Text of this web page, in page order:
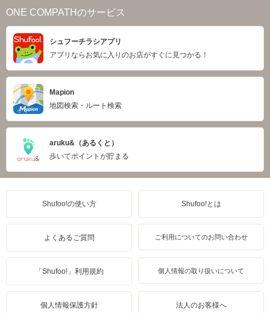
ONE COMPATHのサービス
シュフーチラシアプリ
アプリならお気に入りのお店がすぐに見つかる！
Mapion
地図検索・ルート検索
aruku&（あるくと）
歩いてポイントが貯まる
Shufoo!の使い方 Shufoo!とは
よくあるご質問 ご利用についてのお問い合わせ
「Shufoo!」利用規約 個人情報の取り扱いについて
個人情報保護方針 法人のお客様へ